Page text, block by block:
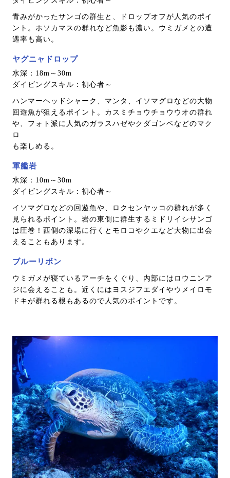
青みがかったサンゴの群生と、ドロップオフが人気のポイ
ント。ホソカマスの群れなど魚影も濃い。ウミガメとの遭
遇率も高い。
ヤグニャドロップ
水深：18m～30m
ダイビングスキル：初心者～
ハンマーヘッドシャーク、マンタ、イソマグロなどの大物
回遊魚が狙えるポイント。カスミチョウチョウウオの群れ
や、フォト派に人気のガラスハゼやクダゴンベなどのマク
ロ
も楽しめる。
軍艦岩
水深：10m～30m
ダイビングスキル：初心者～
イソマグロなどの回遊魚や、ロクセンヤッコの群れが多く
見られるポイント。岩の東側に群生するミドリイシサンゴ
は圧巻！西側の深場に行くとモロコやクエなど大物に出会
えることもあります。
ブルーリボン
ウミガメが寝ているアーチをくぐり、内部にはロウニンア
ジに会えることも。近くにはヨスジフエダイやウメイロモ
ドキが群れる根もあるので人気のポイントです。